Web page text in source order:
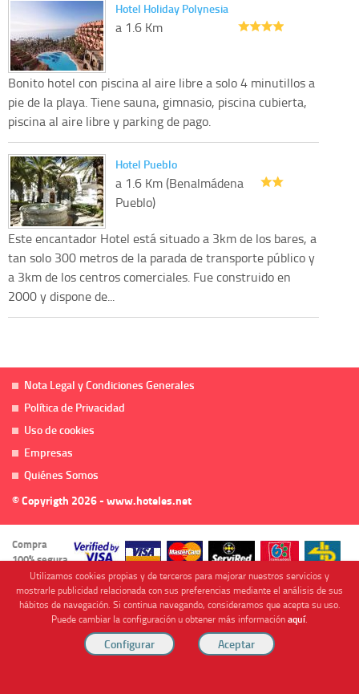
Hotel Holiday Polynesia
a 1.6 Km
Bonito hotel con piscina al aire libre a solo 4 minutillos a
pie de la playa. Tiene sauna, gimnasio, piscina cubierta,
piscina al aire libre y parking de pago.
Hotel Pueblo
a 1.6 Km (Benalmádena
Pueblo)
Este encantador Hotel está situado a 3km de los bares, a
tan solo 300 metros de la parada de transporte público y
a 3km de los centros comerciales. Fue construido en
2000 y dispone de...
Nota Legal y Condiciones Generales
Política de Privacidad
Uso de cookies
Empresas
Quiénes Somos
© Copyrigth 2026 - www.hoteles.net
Compra
100% segura
Cofinanciado por
Utilizamos cookies propias y de terceros para mejorar nuestros servicios y
mostrarle publicidad relacionada con sus preferencias mediante el análisis de sus
hábitos de navegación. Si continua navegando, consideramos que acepta su uso.
Puede cambiar la configuración u obtener más informaciónaquí.